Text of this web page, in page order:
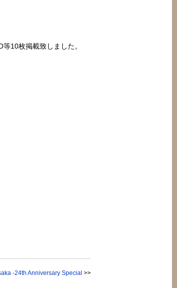
10枚掲載致しました。
-24th Anniversary Special >>